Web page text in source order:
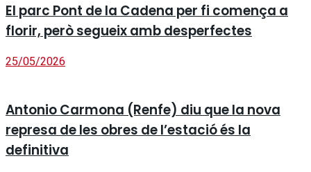
El parc Pont de la Cadena per fi comença a
florir, però segueix amb desperfectes
25/05/2026
Antonio Carmona (Renfe) diu que la nova
represa de les obres de l’estació és la
definitiva